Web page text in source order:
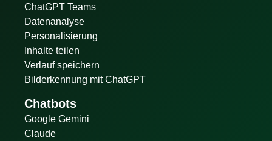
ChatGPT Teams
Datenanalyse
Personalisierung
Inhalte teilen
Verlauf speichern
Bilderkennung mit ChatGPT
Chatbots
Google Gemini
Claude